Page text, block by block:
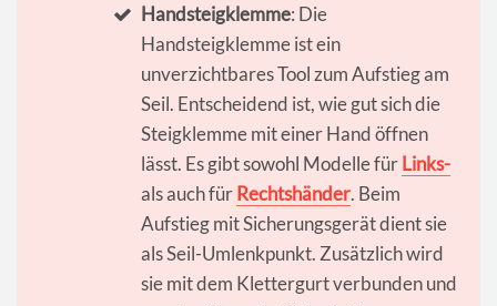
Handsteigklemme: Die
Handsteigklemme ist ein
unverzichtbares Tool zum Aufstieg am
Seil. Entscheidend ist, wie gut sich die
Steigklemme mit einer Hand öffnen
lässt. Es gibt sowohl Modelle fürLinks-
als auch fürRechtshänder. Beim
Aufstieg mit Sicherungsgerät dient sie
als Seil-Umlenkpunkt. Zusätzlich wird
sie mit dem Klettergurt verbunden und